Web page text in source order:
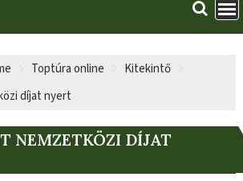
Toptúra online
Kitekintő
díjat nyert
NEMZETKÖZI DÍJAT